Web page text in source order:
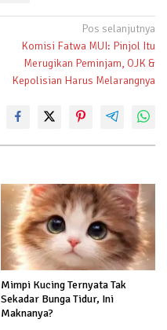
Pos selanjutnya
Komisi Fatwa MUI: Pinjol Itu
Merugikan Peminjam, OJK &
Kepolisian Harus Melarangnya
Mimpi Kucing Ternyata Tak
Sekadar Bunga Tidur, Ini
Maknanya?